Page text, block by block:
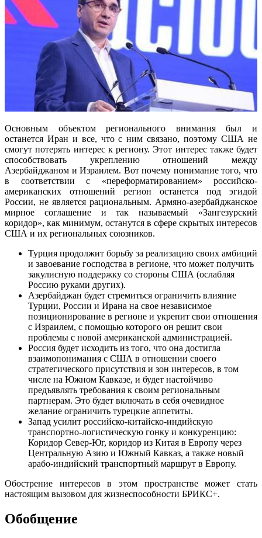
Основным объектом регионального внимания был и
останется Иран и все, что с ним связано, поэтому США не
смогут потерять интерес к региону. Этот интерес также будет
способствовать укреплению отношений между
Азербайджаном и Израилем. Вот почему понимание того, что
в соответствии с «переформатированием» российско-
американских отношений регион останется под эгидой
России, не является рациональным. Армяно-азербайджанское
мирное соглашение и так называемый «Зангезурский
коридор», как минимум, останутся в сфере скрытых интересов
США и их региональных союзников.
Турция продолжит борьбу за реализацию своих амбиций
и завоевание господства в регионе, что может получить
закулисную поддержку со стороны США (ослабляя
Россию руками других).
Азербайджан будет стремиться ограничить влияние
Турции, России и Ирана на свое независимое
позиционирование в регионе и укрепит свои отношения
с Израилем, с помощью которого он решит свои
проблемы с новой американской администрацией.
Россия будет исходить из того, что она достигла
взаимопонимания с США в отношении своего
стратегического присутствия и зон интересов, в том
числе на Южном Кавказе, и будет настойчиво
предъявлять требования к своим региональным
партнерам. Это будет включать в себя очевидное
желание ограничить турецкие аппетиты.
Запад усилит российско-китайско-индийскую
транспортно-логистическую гонку и конкуренцию:
Коридор Север-Юг, коридор из Китая в Европу через
Центральную Азию и Южный Кавказ, а также новый
арабо-индийский транспортный маршрут в Европу.
Обострение интересов в этом пространстве может стать
настоящим вызовом для жизнеспособности БРИКС+.
Обобщение